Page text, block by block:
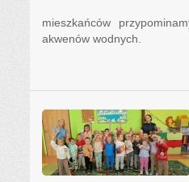
mieszkańców
akwenów wodnych.